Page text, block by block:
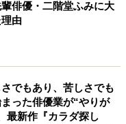
俳優・二階堂ふみに⼤
由
でもあり、苦しさでも
った俳優業が“やりが
最新作『カラダ探し